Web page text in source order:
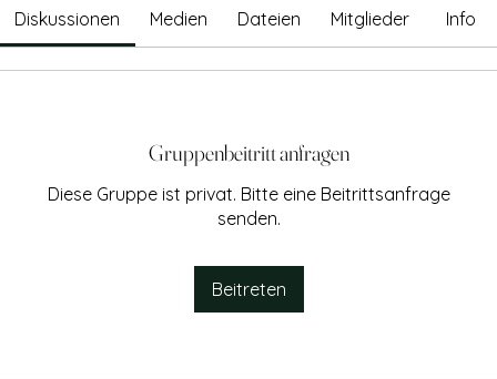
Diskussionen Medien Dateien Mitglieder Info
Gruppenbeitritt anfragen
Diese Gruppe ist privat. Bitte eine Beitrittsanfrage
senden.
Beitreten